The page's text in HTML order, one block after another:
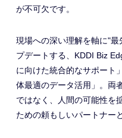
が不可欠です。
現場への深い理解を軸に"
プデートする、KDDI Biz
に向けた統合的なサポート
体最適のデータ活用」。両
ではなく、人間の可能性を
ための頼もしいパートナー